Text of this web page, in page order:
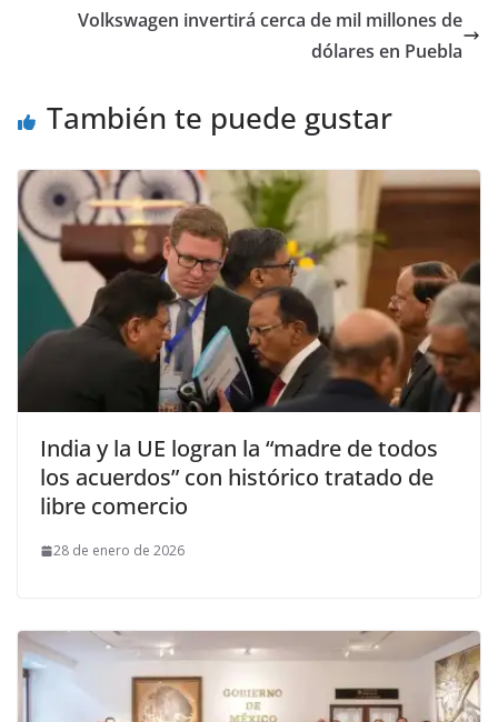
Volkswagen invertirá cerca de mil millones de
dólares en Puebla
También te puede gustar
India y la UE logran la “madre de todos
los acuerdos” con histórico tratado de
libre comercio
28 de enero de 2026